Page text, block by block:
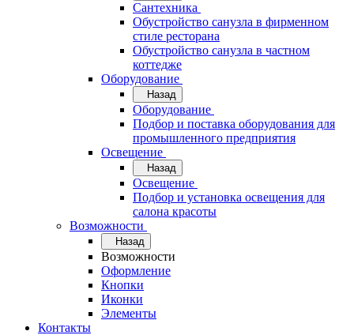
Сантехника
Обустройство санузла в фирменном
стиле ресторана
Обустройство санузла в частном
коттедже
Оборудование
Назад
Оборудование
Подбор и поставка оборудования для
промышленного предприятия
Освещение
Назад
Освещение
Подбор и установка освещения для
салона красоты
Возможности
Назад
Возможности
Оформление
Кнопки
Иконки
Элементы
Контакты